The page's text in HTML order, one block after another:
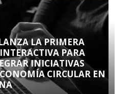
LA PRIMERA
PARA
INICIATIVAS
CIRCULAR EN